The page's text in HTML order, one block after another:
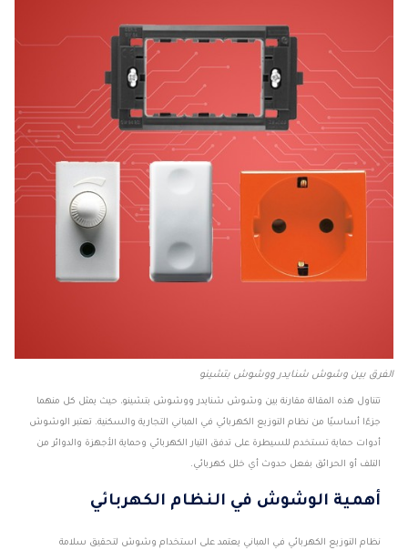
الفرق بين وشوش شنايدر ووشوش بتشينو
تتناول هذه المقالة مقارنة بين وشوش شنايدر ووشوش بتشينو، حيث يمثل كل منهما
جزءًا أساسيًا من نظام التوزيع الكهربائي في المباني التجارية والسكنية. تعتبر الوشوش
أدوات حماية تستخدم للسيطرة على تدفق التيار الكهربائي وحماية الأجهزة والدوائر من
التلف أو الحرائق بفعل حدوث أي خلل كهربائي.
أهمية الوشوش في النظام الكهربائي
نظام التوزيع الكهربائي في المباني يعتمد على استخدام وشوش لتحقيق سلامة